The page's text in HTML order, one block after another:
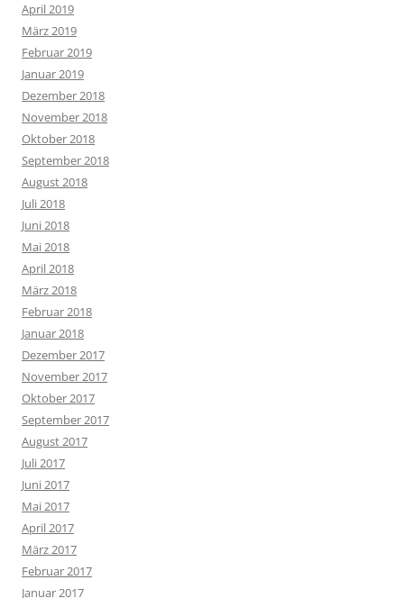
April 2019
März 2019
Februar 2019
Januar 2019
Dezember 2018
November 2018
Oktober 2018
September 2018
August 2018
Juli 2018
Juni 2018
Mai 2018
April 2018
März 2018
Februar 2018
Januar 2018
Dezember 2017
November 2017
Oktober 2017
September 2017
August 2017
Juli 2017
Juni 2017
Mai 2017
April 2017
März 2017
Februar 2017
Januar 2017